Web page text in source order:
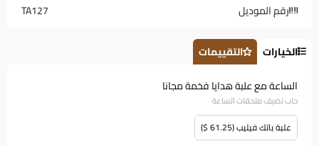
رقم الموديل TA127
الخيارات
التقييمات
الساعة مع علبة هدايا فخمة مجانا
حاب تضيف ملحقات الساعة
علبة باتك فيليب (61.25 $)